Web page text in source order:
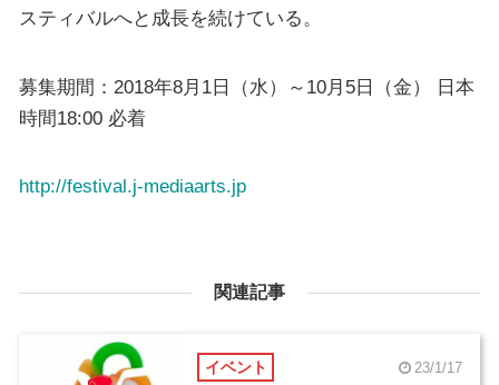
スティバルへと成長を続けている。
募集期間：2018年8月1日（水）～10月5日（金） 日本
時間18:00 必着
http://festival.j-mediaarts.jp
関連記事
イベント 23/1/17